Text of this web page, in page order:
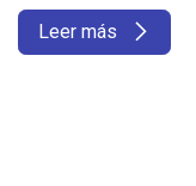
Leer más